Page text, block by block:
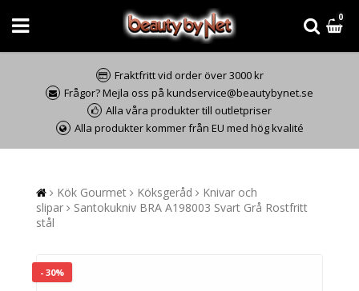
0
Fraktfritt vid order över 3000 kr
Frågor? Mejla oss på kundservice@beautybynet.se
Alla våra produkter till outletpriser
Alla produkter kommer från EU med hög kvalité
Kök Gourmet Köksgeråd
Knivar och
slipar
Santokukniv BRA A198003 Svart Grå Rostfritt
stål
- 30%